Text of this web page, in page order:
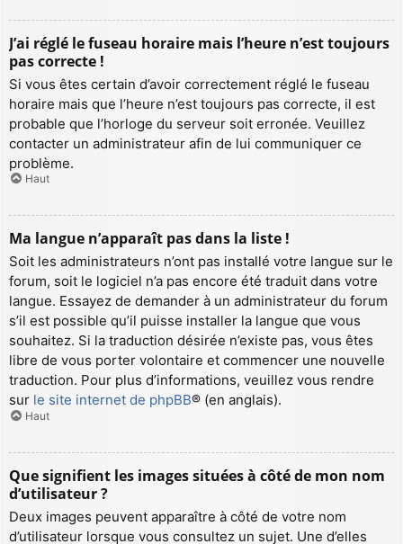
J’ai réglé le fuseau horaire mais l’heure n’est toujours
pas correcte !
Si vous êtes certain d’avoir correctement réglé le fuseau
horaire mais que l’heure n’est toujours pas correcte, il est
probable que l’horloge du serveur soit erronée. Veuillez
contacter un administrateur afin de lui communiquer ce
problème.
Haut
Ma langue n’apparaît pas dans la liste !
Soit les administrateurs n’ont pas installé votre langue sur le
forum, soit le logiciel n’a pas encore été traduit dans votre
langue. Essayez de demander à un administrateur du forum
s’il est possible qu’il puisse installer la langue que vous
souhaitez. Si la traduction désirée n’existe pas, vous êtes
libre de vous porter volontaire et commencer une nouvelle
traduction. Pour plus d’informations, veuillez vous rendre
sur le site internet de phpBB® (en anglais).
Haut
Que signifient les images situées à côté de mon nom
d’utilisateur ?
Deux images peuvent apparaître à côté de votre nom
d’utilisateur lorsque vous consultez un sujet. Une d’elles